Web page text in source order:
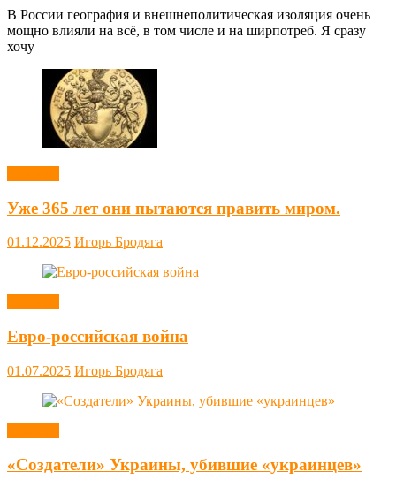
В России география и внешнеполитическая изоляция очень
мощно влияли на всё, в том числе и на ширпотреб. Я сразу
хочу
Уже 365 лет они пытаются править миром.
01.12.2025 Игорь Бродяга
Евро-российская война
01.07.2025 Игорь Бродяга
«Создатели» Украины, убившие «украинцев»